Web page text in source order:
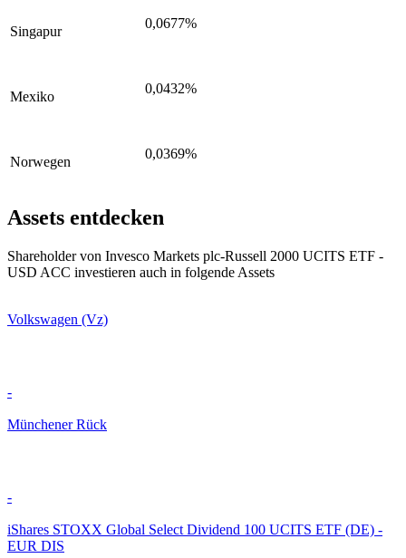
Singapur
0,0677%
Mexiko
0,0432%
Norwegen
0,0369%
Assets entdecken
Shareholder von Invesco Markets plc-Russell 2000 UCITS ETF -
USD ACC investieren auch in folgende Assets
Volkswagen (Vz)
-
Münchener Rück
-
iShares STOXX Global Select Dividend 100 UCITS ETF (DE) -
EUR DIS